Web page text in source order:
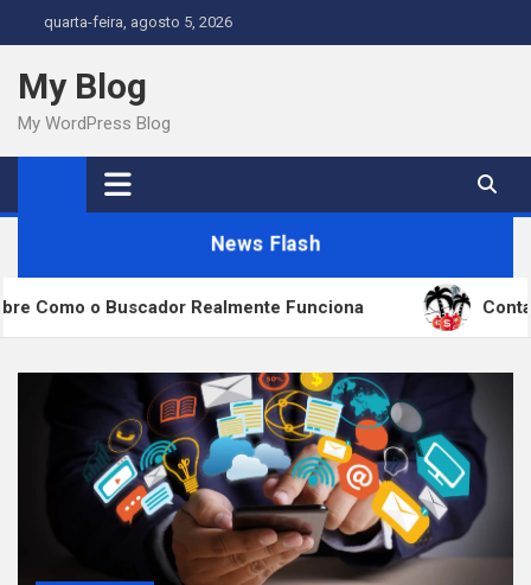
to
content
quarta-feira, agosto 5, 2026
My Blog
My WordPress Blog
News Flash
Buscador Realmente Funciona Conta